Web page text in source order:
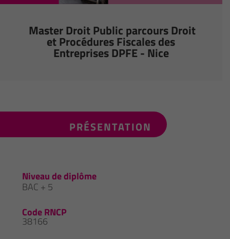
Master Droit Public parcours Droit
et Procédures Fiscales des
Entreprises DPFE - Nice
PRÉSENTATION
Niveau de diplôme
BAC + 5
Code RNCP
38166